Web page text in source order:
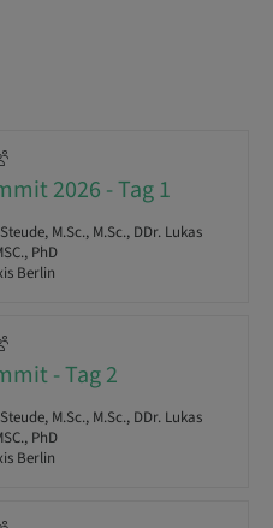
2026 - Tag 1
M.Sc., M.Sc., DDr. Lukas
PhD
Berlin
- Tag 2
M.Sc., M.Sc., DDr. Lukas
PhD
Berlin